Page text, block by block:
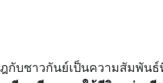
กับชาวกันย์เป็นความสัมพัน